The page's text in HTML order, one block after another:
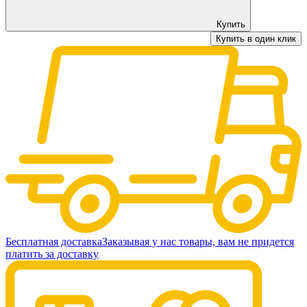
Купить
Купить в один клик
Бесплатная доставкаЗаказывая у нас товары, вам не придется
платить за доставку